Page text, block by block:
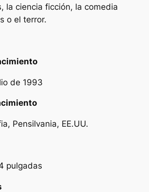
la ciencia ficción, la comedia
o el terror.
de 1993
Pensilvania, EE.UU.
pulgadas